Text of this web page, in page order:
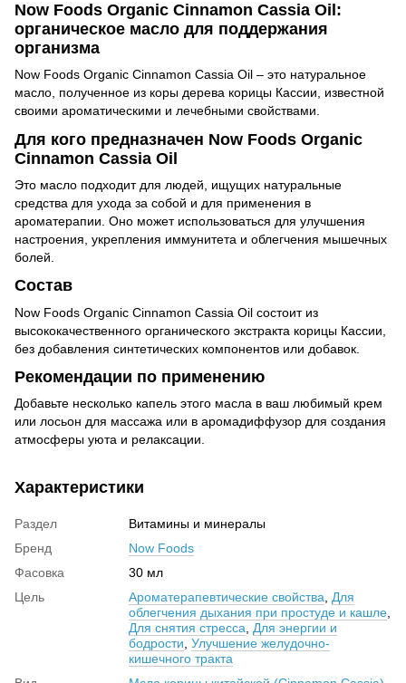
Now Foods Organic Cinnamon Cassia Oil:
органическое масло для поддержания
организма
Now Foods Organic Cinnamon Cassia Oil – это натуральное
масло, полученное из коры дерева корицы Кассии, известной
своими ароматическими и лечебными свойствами.
Для кого предназначен Now Foods Organic
Cinnamon Cassia Oil
Это масло подходит для людей, ищущих натуральные
средства для ухода за собой и для применения в
ароматерапии. Оно может использоваться для улучшения
настроения, укрепления иммунитета и облегчения мышечных
болей.
Состав
Now Foods Organic Cinnamon Cassia Oil состоит из
высококачественного органического экстракта корицы Кассии,
без добавления синтетических компонентов или добавок.
Рекомендации по применению
Добавьте несколько капель этого масла в ваш любимый крем
или лосьон для массажа или в аромадиффузор для создания
атмосферы уюта и релаксации.
Характеристики
Раздел
Витамины и минералы
Бренд
Now Foods
Фасовка
30 мл
Цель
Ароматерапевтические свойства
Для
облегчения дыхания при простуде и кашле
Для снятия стресса
Для энергии и
бодрости Улучшение желудочно-
кишечного тракта